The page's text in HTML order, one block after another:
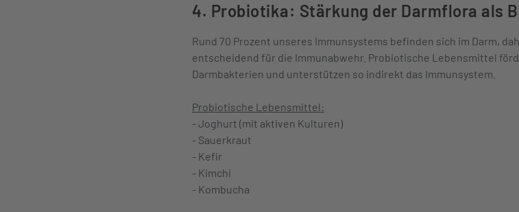
4. Probiotika: Stärkung der Darmflora als
Rund 70 Prozent unseres Immunsystems befinden sich im Darm,
entscheidend für die Immunabwehr. Probiotische Lebensmittel
Darmbakterien und unterstützen so indirekt das Immunsystem.
Probiotische Lebensmittel:
- Joghurt (mit aktiven Kulturen)
- Sauerkraut
- Kefir
- Kimchi
- Kombucha